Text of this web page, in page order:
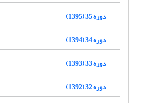
دوره 35 (1395)
دوره 34 (1394)
دوره 33 (1393)
دوره 32 (1392)